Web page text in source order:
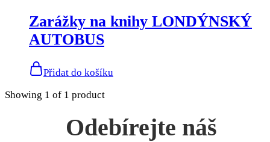
Zarážky na knihy LONDÝNSKÝ
AUTOBUS
Přidat do košíku
Showing 1 of 1 product
Odebírejte náš